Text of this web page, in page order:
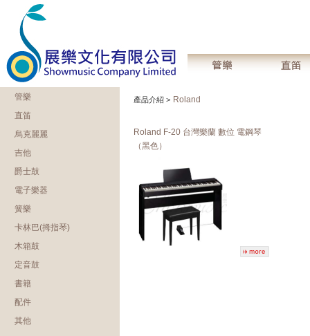
管樂
直笛
烏克麗麗
吉他
爵士鼓
電子樂器
簧樂
卡林巴(拇指琴)
木箱鼓
定音鼓
書籍
配件
其他
產品介紹 > Roland
Roland F-20 台灣樂蘭 數位 電鋼琴
（黑色）